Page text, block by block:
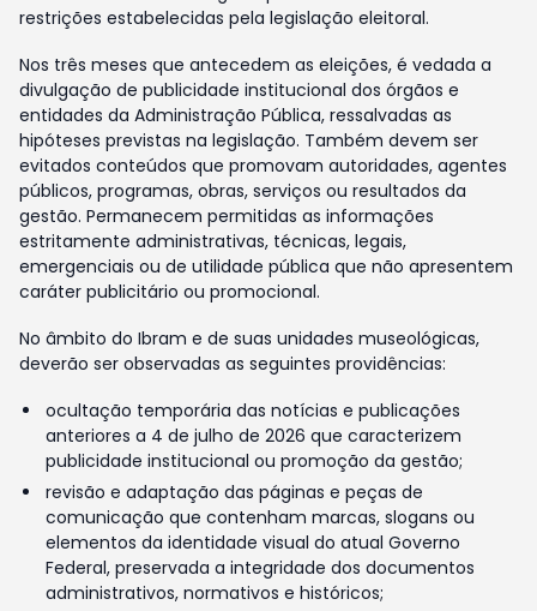
restrições estabelecidas pela legislação eleitoral.
Nos três meses que antecedem as eleições, é vedada a
divulgação de publicidade institucional dos órgãos e
entidades da Administração Pública, ressalvadas as
hipóteses previstas na legislação. Também devem ser
evitados conteúdos que promovam autoridades, agentes
públicos, programas, obras, serviços ou resultados da
gestão. Permanecem permitidas as informações
estritamente administrativas, técnicas, legais,
emergenciais ou de utilidade pública que não apresentem
caráter publicitário ou promocional.
No âmbito do Ibram e de suas unidades museológicas,
deverão ser observadas as seguintes providências:
ocultação temporária das notícias e publicações
anteriores a 4 de julho de 2026 que caracterizem
publicidade institucional ou promoção da gestão;
revisão e adaptação das páginas e peças de
comunicação que contenham marcas, slogans ou
elementos da identidade visual do atual Governo
Federal, preservada a integridade dos documentos
administrativos, normativos e históricos;